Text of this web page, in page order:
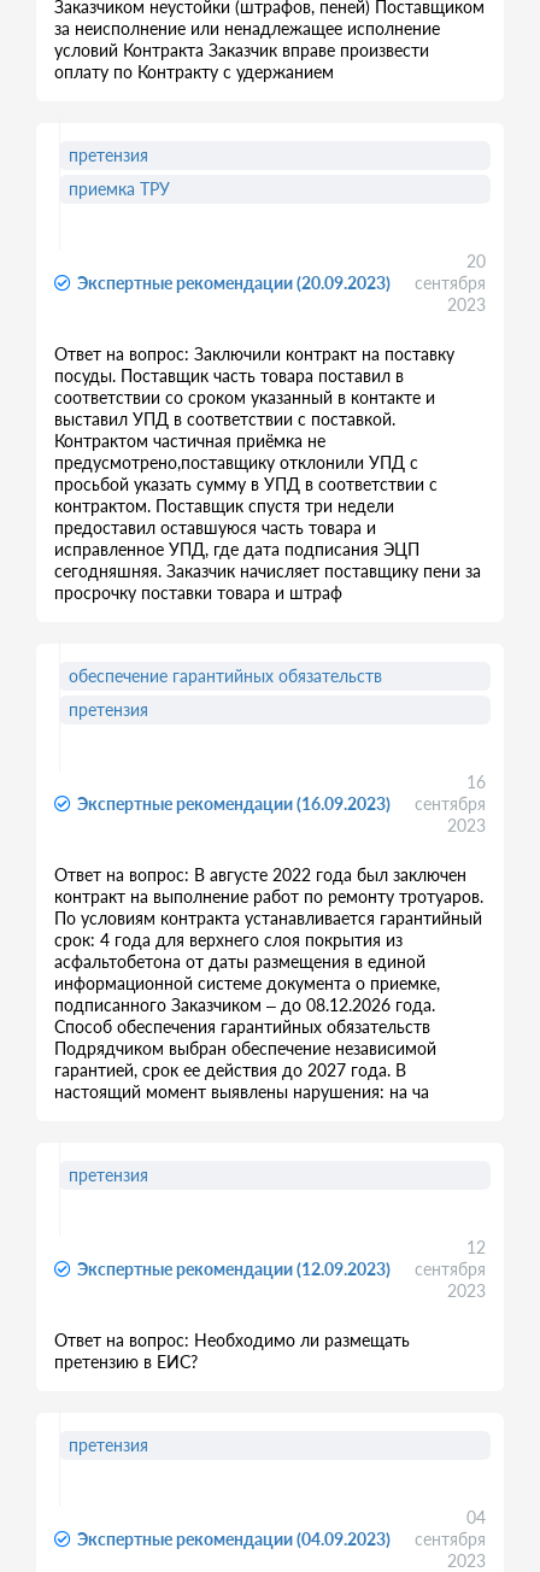
Заказчиком неустойки (штрафов, пеней) Поставщиком
за неисполнение или ненадлежащее исполнение
условий Контракта Заказчик вправе произвести
оплату по Контракту с удержанием
Экспертные рекомендации (20.09.2023)
20
сентября
2023
Ответ на вопрос: Заключили контракт на поставку
посуды. Поставщик часть товара поставил в
соответствии со сроком указанный в контакте и
выставил УПД в соответствии с поставкой.
Контрактом частичная приёмка не
предусмотрено,поставщику отклонили УПД с
просьбой указать сумму в УПД в соответствии с
контрактом. Поставщик спустя три недели
предоставил оставшуюся часть товара и
исправленное УПД, где дата подписания ЭЦП
сегодняшняя. Заказчик начисляет поставщику пени за
просрочку поставки товара и штраф
претензия
приемка ТРУ
Экспертные рекомендации (16.09.2023)
16
сентября
2023
Ответ на вопрос: В августе 2022 года был заключен
контракт на выполнение работ по ремонту тротуаров.
По условиям контракта устанавливается гарантийный
срок: 4 года для верхнего слоя покрытия из
асфальтобетона от даты размещения в единой
информационной системе документа о приемке,
подписанного Заказчиком – до 08.12.2026 года.
Способ обеспечения гарантийных обязательств
Подрядчиком выбран обеспечение независимой
гарантией, срок ее действия до 2027 года. В
настоящий момент выявлены нарушения: на ча
обеспечение гарантийных обязательств
претензия
Экспертные рекомендации (12.09.2023)
12
сентября
2023
Ответ на вопрос: Необходимо ли размещать
претензию в ЕИС?
претензия
Экспертные рекомендации (04.09.2023)
04
сентября
2023
претензия